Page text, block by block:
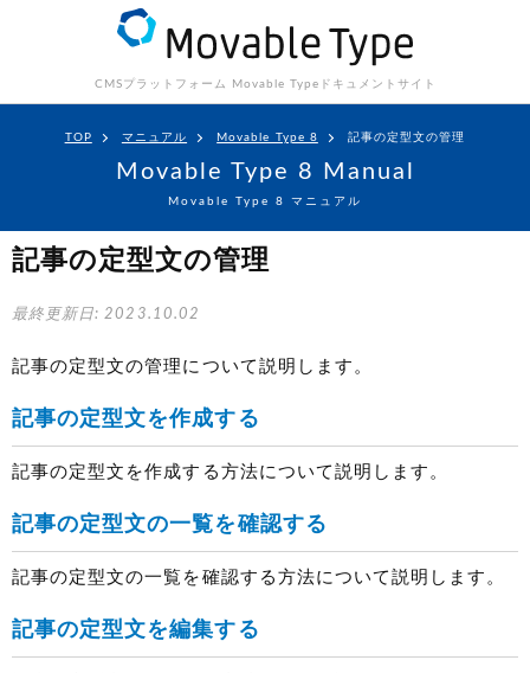
CMSプラットフォーム Movable Type ドキュメントサイト
TOP マニュアル Movable Type 8 記事の定型文の管理
Movable Type 8 Manual
Movable Type 8 マニュアル
記事の定型文の管理
最終更新日: 2023.10.02
記事の定型文の管理について説明します。
記事の定型文を作成する
記事の定型文を作成する方法について説明します。
記事の定型文の一覧を確認する
記事の定型文の一覧を確認する方法について説明します。
記事の定型文を編集する